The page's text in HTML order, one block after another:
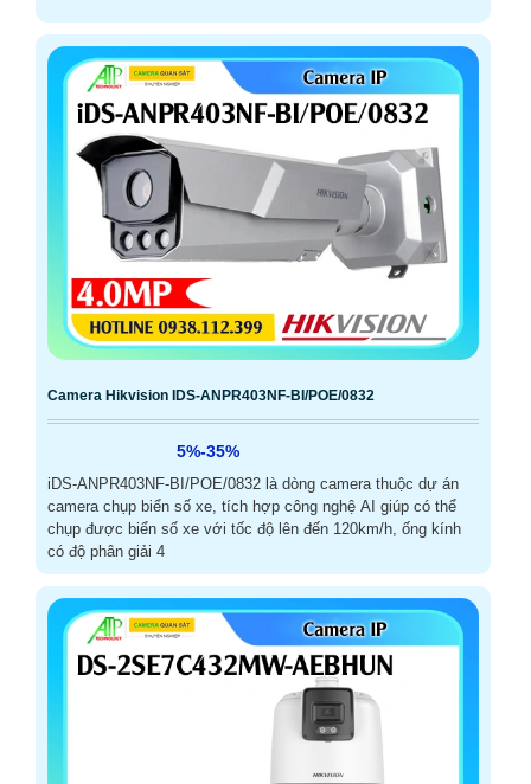
Camera Hikvision IDS-ANPR403NF-BI/POE/0832
5%-35%
iDS-ANPR403NF-BI/POE/0832 là dòng camera thuộc dự án
camera chụp biển số xe, tích hợp công nghệ AI giúp có thể
chụp được biển số xe với tốc độ lên đến 120km/h, ống kính
có độ phân giải 4